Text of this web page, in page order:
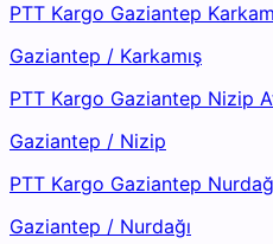
PTT Kargo Gaziantep
Gaziantep / Karkamış
PTT Kargo Gaziantep Nizip
Gaziantep / Nizip
PTT Kargo Gaziantep
Gaziantep / Nurdağı